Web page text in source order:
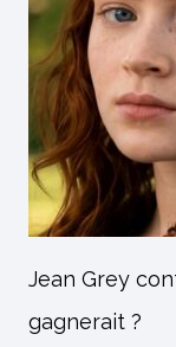
Jean Grey
gagnerait ?